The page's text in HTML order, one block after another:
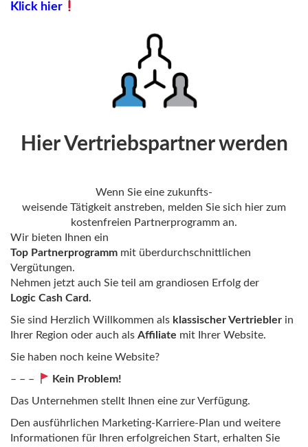
Klick hier
Hier Vertriebspartner werden
Wenn Sie eine zukunfts-
weisende Tätigkeit anstreben, melden Sie sich hier zum
kostenfreien Partnerprogramm an.
Wir bieten Ihnen ein
Top Partnerprogramm mit überdurchschnittlichen
Vergütungen.
Nehmen jetzt auch Sie teil am grandiosen Erfolg der
Logic Cash Card.
Sie sind Herzlich Willkommen als klassischer Vertriebler in
Ihrer Region oder auch als Affiliate mit Ihrer Website.
Sie haben noch keine Website?
– – –
Kein Problem!
Das Unternehmen stellt Ihnen eine zur Verfügung.
Den ausführlichen Marketing-Karriere-Plan und weitere
Informationen für Ihren erfolgreichen Start, erhalten Sie